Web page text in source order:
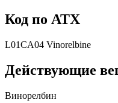
Код по АТХ
L01CA04 Vinorelbine
Действующие
Винорелбин